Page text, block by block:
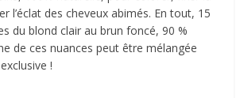
l’éclat des cheveux abimés. En tout, 15
du blond clair au brun foncé, 90 %
de ces nuances peut être mélangée
!